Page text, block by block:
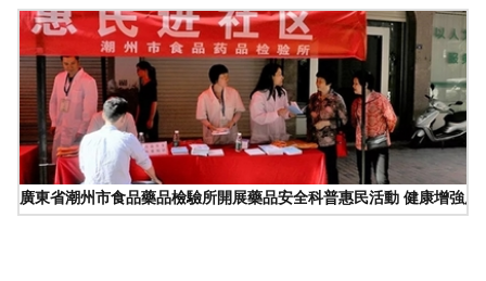
廣東省潮州市食品藥品檢驗所開展藥品安全科普惠民活動 健康增強用